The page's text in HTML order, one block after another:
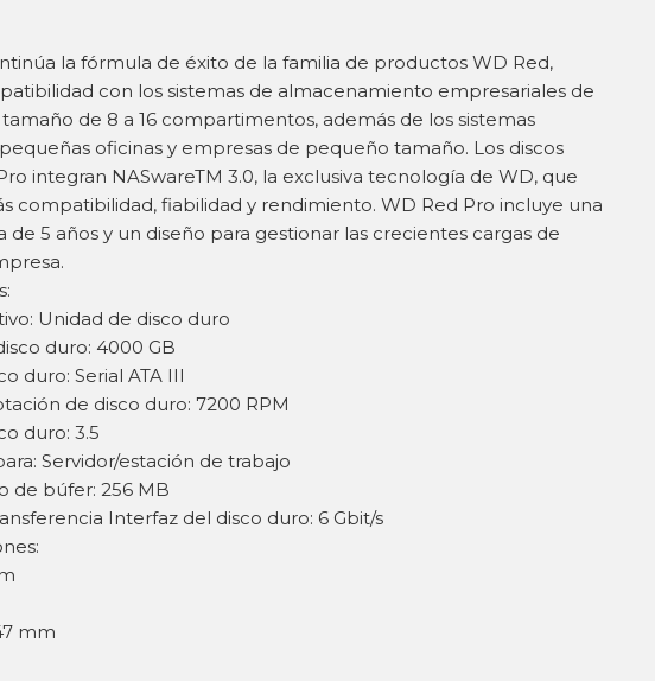
la fórmula de éxito de la familia de productos WD Red,
con los sistemas de almacenamiento empresariales de
de 8 a 16 compartimentos, además de los sistemas
oficinas y empresas de pequeño tamaño. Los discos
integran NASwareTM 3.0, la exclusiva tecnología de WD, que
compatibilidad, fiabilidad y rendimiento. WD Red Pro incluye una
de 5 años y un diseño para gestionar las crecientes cargas de
Unidad de disco duro
duro: 4000 GB
duro: Serial ATA III
de disco duro: 7200 RPM
duro: 3.5
Servidor/estación de trabajo
de búfer: 256 MB
Interfaz del disco duro: 6 Gbit/s
mm